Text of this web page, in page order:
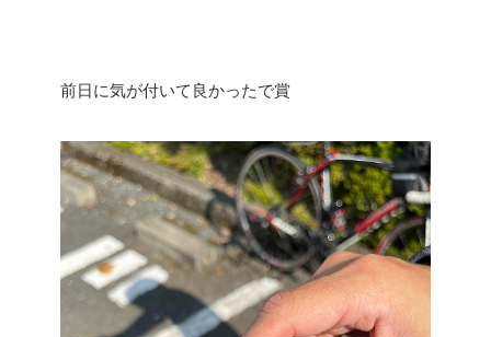
前日に気が付いて良かったで賞